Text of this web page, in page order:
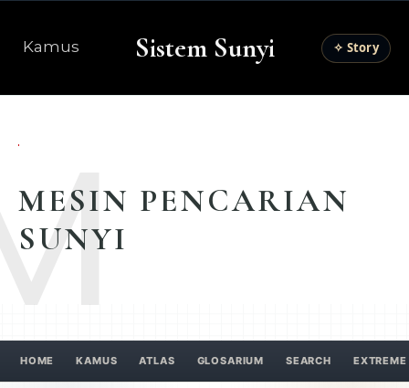
Kamus Sistem Sunyi ✧ Story
MESIN PENCARIAN
SUNYI
HOME KAMUS ATLAS GLOSARIUM SEARCH EXTREME